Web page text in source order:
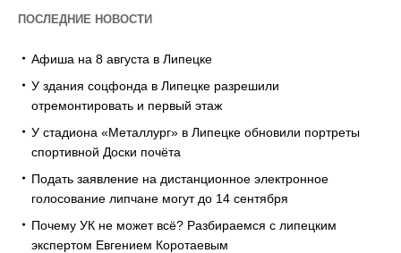
ПОСЛЕДНИЕ НОВОСТИ
Афиша на 8 августа в Липецке
У здания соцфонда в Липецке разрешили
отремонтировать и первый этаж
У стадиона «Металлург» в Липецке обновили портреты
спортивной Доски почёта
Подать заявление на дистанционное электронное
голосование липчане могут до 14 сентября
Почему УК не может всё? Разбираемся с липецким
экспертом Евгением Коротаевым